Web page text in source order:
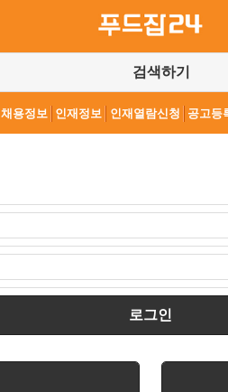
검색하기
채용정보 인재정보 인재열람신청 공고등
로그인